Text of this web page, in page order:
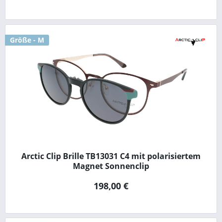
Größe - M
Arctic Clip Brille TB13031 C4 mit polarisiertem
Magnet Sonnenclip
198,00 €